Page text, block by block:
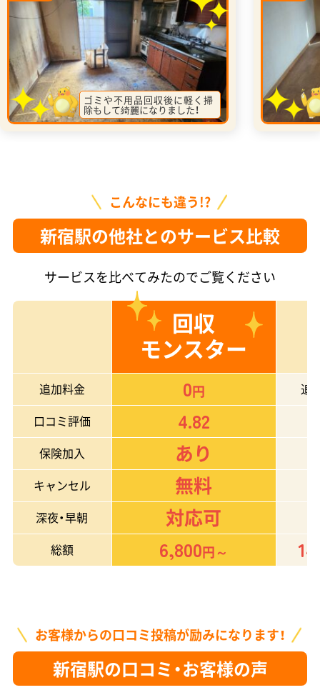
ゴミや不用品回収後に軽く掃
除もして綺麗になりました！
こんなにも違う!?
新宿駅の他社とのサービス比較
サービスを比べてみたのでご覧ください
回収
モンスター
追加料金 0円
追
口コミ評価
4.82
保険加入 あり
キャンセル 無料
深夜・早朝 対応可
総額
6,800円～
お客様からの口コミ投稿が励みになります！
新宿駅の口コミ・お客様の声